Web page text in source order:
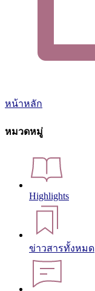
หน้าหลัก
หมวดหมู่
Highlights
ข่าวสารทั้งหมด